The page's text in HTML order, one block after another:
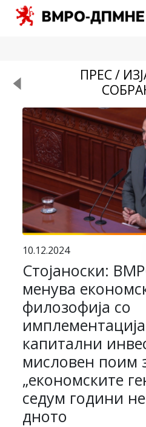
ПРЕС /
10.12.2024
Стојаноски:
менува
филозофија со
капитални
мисловен поим
„економските
седум години
дното